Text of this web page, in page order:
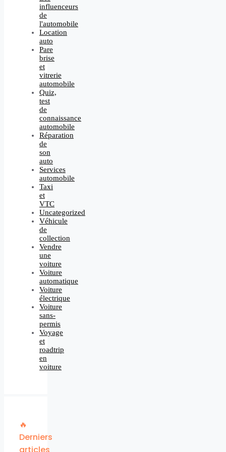
influenceurs
de
l'automobile
Location
auto
Pare
brise
et
vitrerie
automobile
Quiz,
test
de
connaissance
automobile
Réparation
de
son
auto
Services
automobile
Taxi
et
VTC
Uncategorized
Véhicule
de
collection
Vendre
une
voiture
Voiture
automatique
Voiture
électrique
Voiture
sans-
permis
Voyage
et
roadtrip
en
voiture
🔥
Derniers
articles